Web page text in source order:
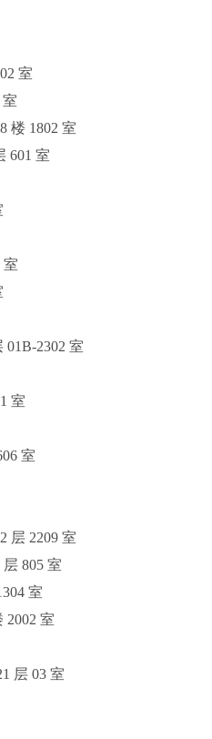
室
楼 1802 室
601 室
室
2302 室
室
室
层 2209 室
805 室
室
2002 室
层 03 室